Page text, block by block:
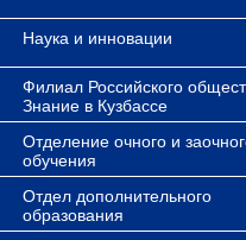
Наука и инновации
Филиал Российского
Знание в Кузбассе
Отделение очного и
обучения
Отдел дополнительного
образования